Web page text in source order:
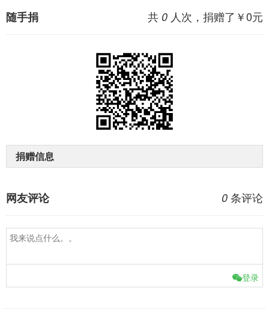
共 0 人次，捐赠了￥0元
随手捐
捐赠信息
0 条评论
网友评论
登录